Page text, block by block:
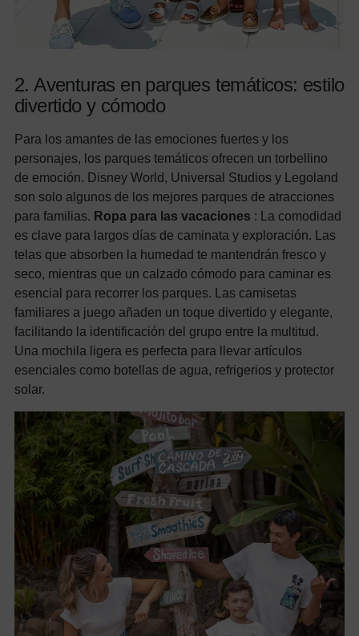
2. Aventuras en parques temáticos: estilo
divertido y cómodo
Para los amantes de las emociones fuertes y los
personajes, los parques temáticos ofrecen un torbellino
de emoción. Disney World, Universal Studios y Legoland
son solo algunos de los mejores parques de atracciones
para familias. Ropa para las vacaciones : La comodidad
es clave para largos días de caminata y exploración. Las
telas que absorben la humedad te mantendrán fresco y
seco, mientras que un calzado cómodo para caminar es
esencial para recorrer los parques. Las camisetas
familiares a juego añaden un toque divertido y elegante,
facilitando la identificación del grupo entre la multitud.
Una mochila ligera es perfecta para llevar artículos
esenciales como botellas de agua, refrigerios y protector
solar.